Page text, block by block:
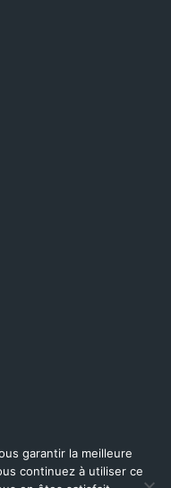
garantir la meilleure
continuez à utiliser ce